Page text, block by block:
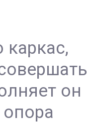
каркас,
он